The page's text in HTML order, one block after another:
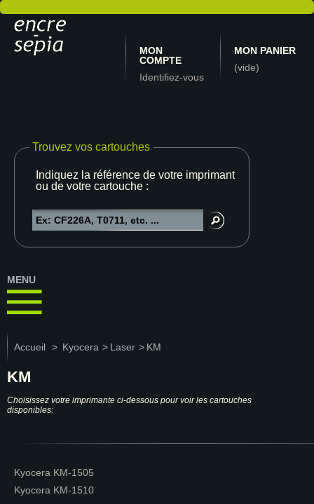
MON
COMPTE
Identifiez-vous
MON PANIER
(vide)
Trouvez vos cartouches
Indiquez la référence de votre imprimante
ou de votre cartouche :
MENU
Accueil > Kyocera > Laser > KM
KM
Choisissez votre imprimante ci-dessous pour voir les cartouches
disponibles:
Kyocera KM-1505
Kyocera KM-1510